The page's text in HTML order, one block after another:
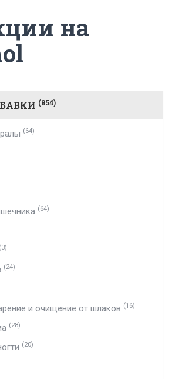
на
(854)
(64)
(64)
(3)
(24)
и очищение от шлаков (16)
(28)
(20)